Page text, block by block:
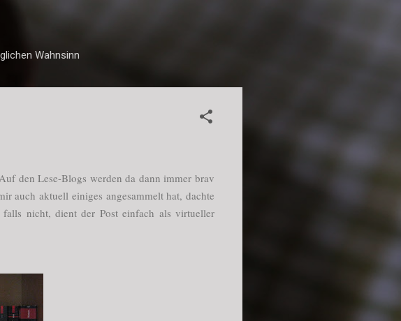
Wahnsinn
den Lese-Blogs werden da dann immer brav
auch aktuell einiges angesammelt hat, dachte
nicht, dient der Post einfach als virtueller